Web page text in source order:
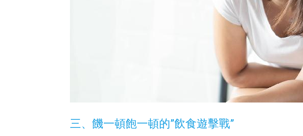
三、饑一頓飽一頓的”飲食遊擊戰”